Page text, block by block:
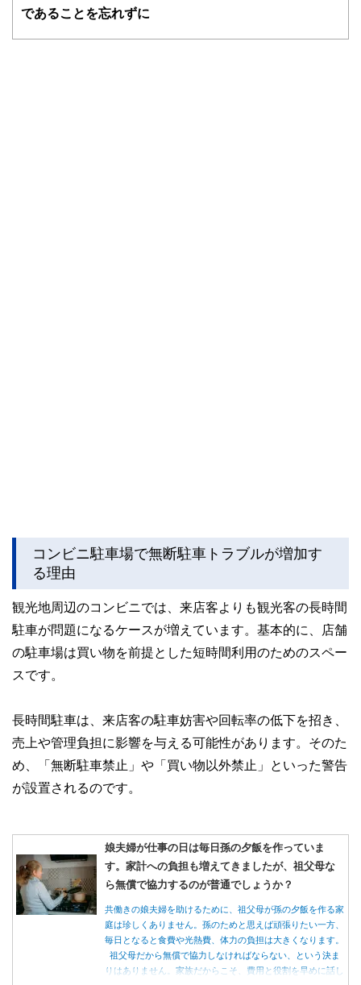
をわかりやすく発信している点です。
であることを忘れずに
コンビニ駐車場で無断駐車トラブルが増加す
る理由
観光地周辺のコンビニでは、来店客よりも観光客の長時間
駐車が問題になるケースが増えています。基本的に、店舗
の駐車場は買い物を前提とした短時間利用のためのスペー
スです。
長時間駐車は、来店客の駐車妨害や回転率の低下を招き、
売上や管理負担に影響を与える可能性があります。そのた
め、「無断駐車禁止」や「買い物以外禁止」といった警告
が設置されるのです。
娘夫婦が仕事の日は毎日孫の夕飯を作っていま
す。家計への負担も増えてきましたが、祖父母な
ら無償で協力するのが普通でしょうか？
共働きの娘夫婦を助けるために、祖父母が孫の夕飯を作る家
庭は珍しくありません。孫のためと思えば頑張りたい一方、
毎日となると食費や光熱費、体力の負担は大きくなります。
祖父母だから無償で協力しなければならない、という決ま
りはありません。家族だからこそ、費用と役割を早めに話し